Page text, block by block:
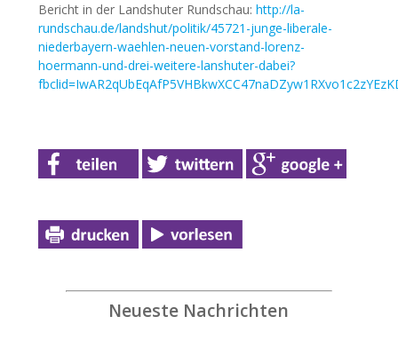
Bericht in der Landshuter Rundschau: http://la-
rundschau.de/landshut/politik/45721-junge-liberale-
niederbayern-waehlen-neuen-vorstand-lorenz-
hoermann-und-drei-weitere-lanshuter-dabei?
Neueste Nachrichten